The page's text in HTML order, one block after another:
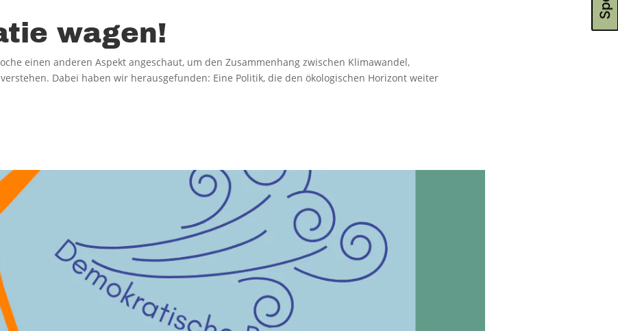
wagen!
einen anderen Aspekt angeschaut, um den Zusammenhang zwischen Klimawandel,
Dabei haben wir herausgefunden: Eine Politik, die den ökologischen Horizont weiter